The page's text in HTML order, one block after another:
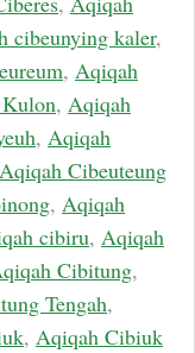
cibeunying kaler,
, Aqiqah
, Aqiqah
, Aqiqah
Aqiqah Cibeuteung
, Aqiqah
cibiru, Aqiqah
Cibitung,
Tengah,
, Aqiqah Cibiuk